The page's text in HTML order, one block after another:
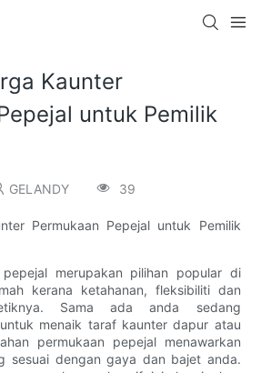
Kaunter
untuk Pemilik
GELANDY 39
Permukaan Pepejal untuk Pemilik
merupakan pilihan popular di
kerana ketahanan, fleksibiliti dan
Sama ada anda sedang
menaik taraf kaunter dapur atau
permukaan pepejal menawarkan
sesuai dengan gaya dan bajet anda.